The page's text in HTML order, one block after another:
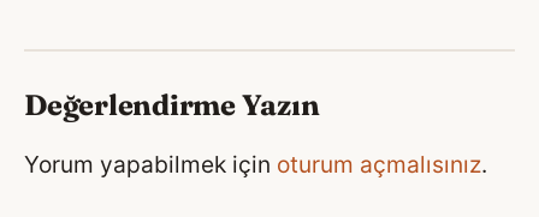
Değerlendirme Yazın
Yorum yapabilmek için oturum açmalısınız.